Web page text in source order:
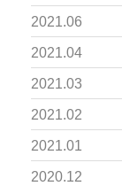
2021.06
2021.04
2021.03
2021.02
2021.01
2020.12